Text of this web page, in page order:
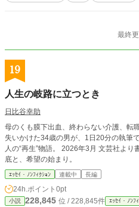
最終
19
人生の岐路に立つとき
日比谷幸助
母のくも膜下出血、終わらない介護、
失いかけた34歳の男が、1日20分の執筆
人の“再生”物語。 2026年3月 文芸社よ
底と、希望の始まり。
ｴｯｾｲ・ﾉﾝﾌｨｸｼｮﾝ 連載中 長編
24h.ポイント 0pt
小説 228,845 位 / 228,845件 ｴｯｾｲ・ﾉﾝﾌ